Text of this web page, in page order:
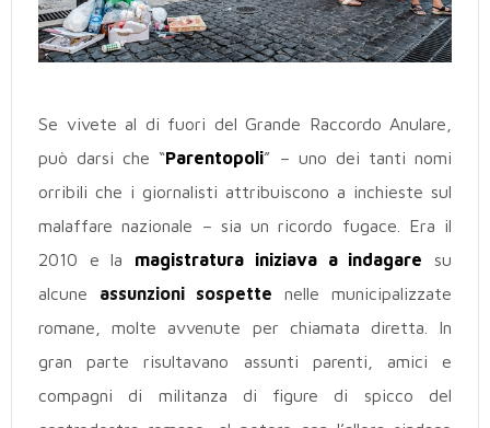
Se vivete al di fuori del Grande Raccordo Anulare,
può darsi che “Parentopoli” – uno dei tanti nomi
orribili che i giornalisti attribuiscono a inchieste sul
malaffare nazionale – sia un ricordo fugace. Era il
2010 e la magistratura iniziava a indagare su
alcune assunzioni sospette nelle municipalizzate
romane, molte avvenute per chiamata diretta. In
gran parte risultavano assunti parenti, amici e
compagni di militanza di figure di spicco del